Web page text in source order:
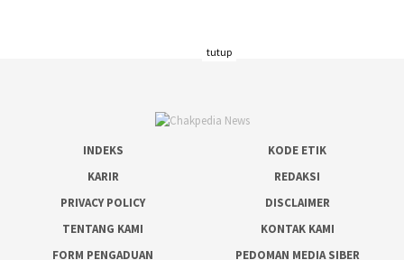
INDEKS
KODE ETIK
KARIR
REDAKSI
PRIVACY POLICY
DISCLAIMER
TENTANG KAMI
KONTAK KAMI
FORM PENGADUAN
PEDOMAN MEDIA SIBER
tutup